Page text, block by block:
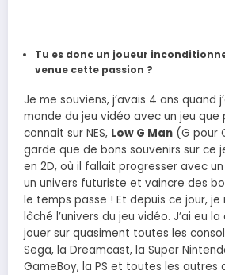
Tu es donc un joueur
venue cette passion ?
Je me souviens, j’avais 4 ans quand
monde du jeu vidéo avec un jeu que
connait sur NES, Low G Man (G pour
garde que de bons souvenirs sur ce
en 2D, où il fallait progresser avec
un univers futuriste et vaincre des
le temps passe ! Et depuis ce jour, je
lâché l’univers du jeu vidéo. J’ai eu
jouer sur quasiment toutes les
Sega, la Dreamcast, la Super
GameBoy, la PS et toutes les autres